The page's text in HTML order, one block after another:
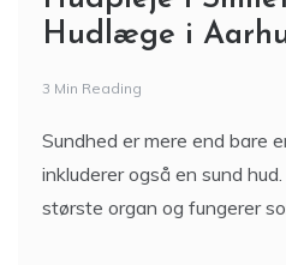
Hudlæge i
3 Min Reading
Sundhed er mere end bare
inkluderer også en sund
største organ og fungerer